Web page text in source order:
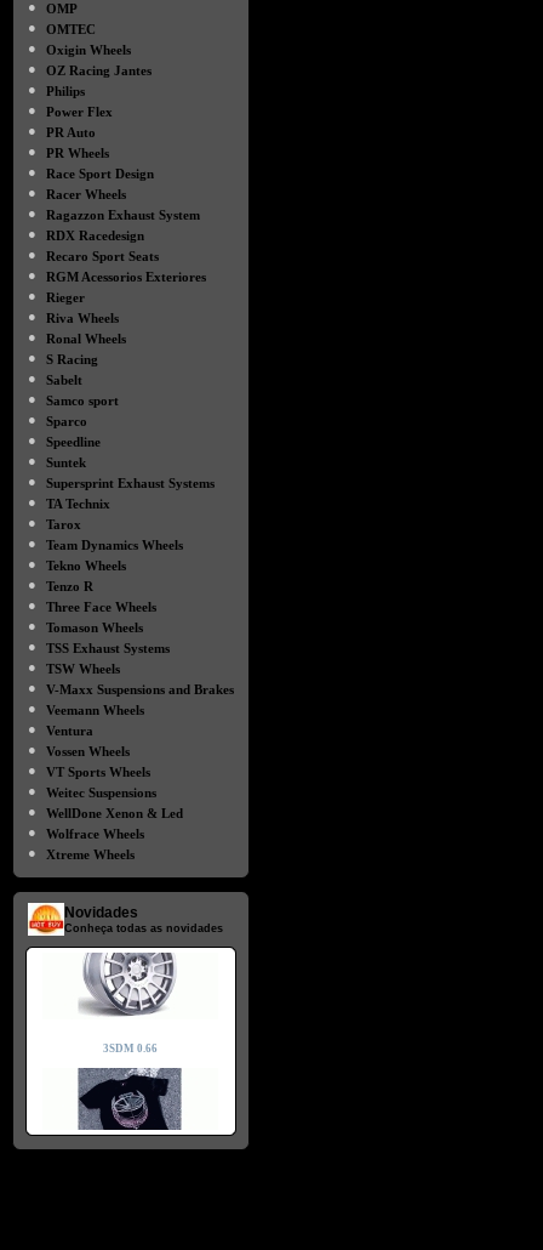
●
OMP
●
OMTEC
●
Oxigin Wheels
●
OZ Racing Jantes
●
Philips
●
Power Flex
●
PR Auto
●
PR Wheels
●
Race Sport Design
●
Racer Wheels
●
Ragazzon Exhaust System
●
RDX Racedesign
●
Recaro Sport Seats
●
RGM Acessorios Exteriores
●
Rieger
●
Riva Wheels
●
Ronal Wheels
●
S Racing
●
Sabelt
●
Samco sport
●
Sparco
●
Speedline
●
Suntek
●
Supersprint Exhaust Systems
●
TA Technix
●
Tarox
●
Team Dynamics Wheels
●
Tekno Wheels
●
Tenzo R
●
Three Face Wheels
●
Tomason Wheels
●
TSS Exhaust Systems
●
TSW Wheels
●
V-Maxx Suspensions and Brakes
●
Veemann Wheels
●
Ventura
●
Vossen Wheels
●
VT Sports Wheels
●
Weitec Suspensions
●
WellDone Xenon & Led
●
Wolfrace Wheels
●
Xtreme Wheels
Novidades
Conheça todas as novidades